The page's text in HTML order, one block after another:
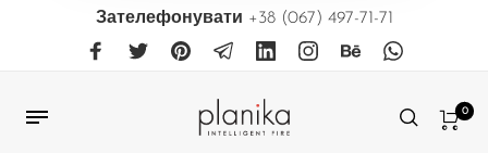
Зателефонувати +38 (067) 497-71-71
0